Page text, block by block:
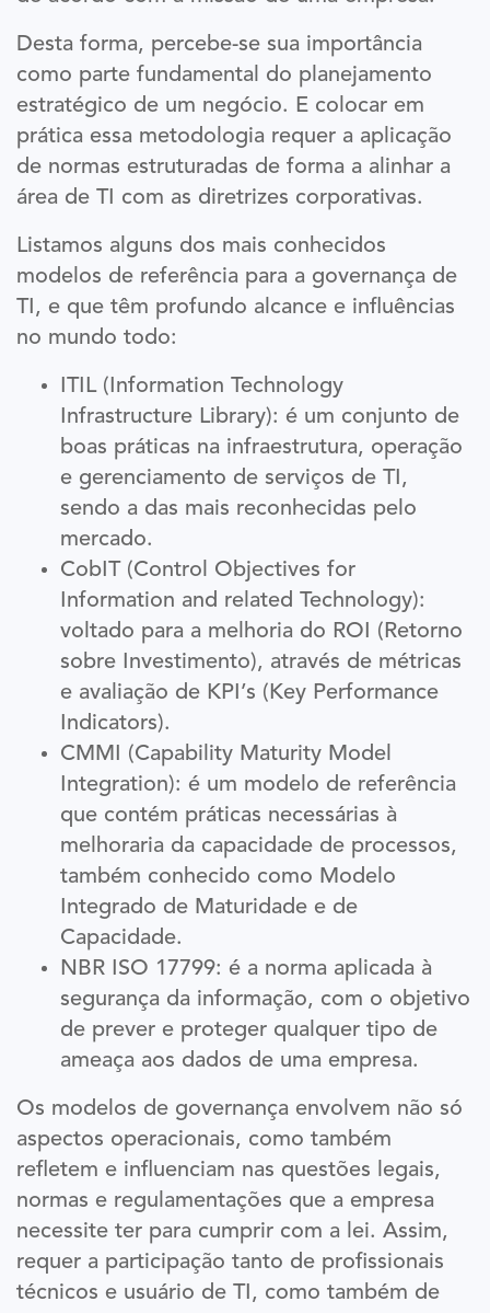
Desta forma, percebe-se sua importância
como parte fundamental do planejamento
estratégico de um negócio. E colocar em
prática essa metodologia requer a aplicação
de normas estruturadas de forma a alinhar a
área de TI com as diretrizes corporativas.
Listamos alguns dos mais conhecidos
modelos de referência para a governança de
TI, e que têm profundo alcance e influências
no mundo todo:
ITIL (Information Technology
Infrastructure Library): é um conjunto de
boas práticas na infraestrutura, operação
e gerenciamento de serviços de TI,
sendo a das mais reconhecidas pelo
mercado.
CobIT (Control Objectives for
Information and related Technology):
voltado para a melhoria do ROI (Retorno
sobre Investimento), através de métricas
e avaliação de KPI’s (Key Performance
Indicators).
CMMI (Capability Maturity Model
Integration): é um modelo de referência
que contém práticas necessárias à
melhoraria da capacidade de processos,
também conhecido como Modelo
Integrado de Maturidade e de
Capacidade.
NBR ISO 17799: é a norma aplicada à
segurança da informação, com o objetivo
de prever e proteger qualquer tipo de
ameaça aos dados de uma empresa.
Os modelos de governança envolvem não só
aspectos operacionais, como também
refletem e influenciam nas questões legais,
normas e regulamentações que a empresa
necessite ter para cumprir com a lei. Assim,
requer a participação tanto de profissionais
técnicos e usuário de TI, como também de